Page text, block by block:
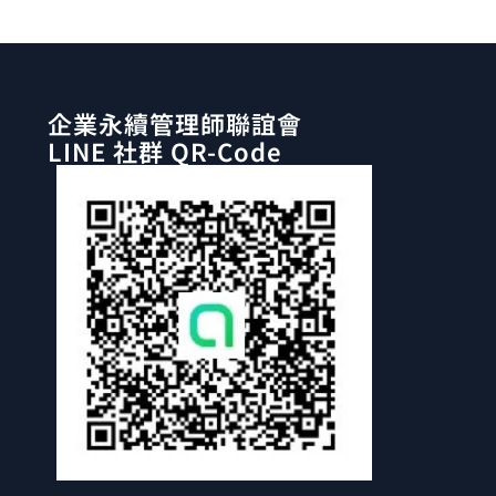
企業永續管理師聯誼會
LINE 社群 QR-Code